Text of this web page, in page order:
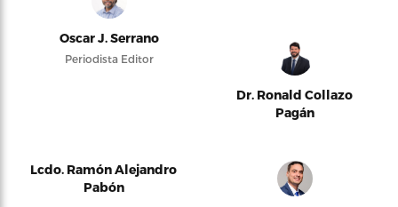
Oscar J. Serrano
Periodista Editor
Dr. Ronald Collazo
Pagán
Lcdo. Ramón Alejandro
Pabón